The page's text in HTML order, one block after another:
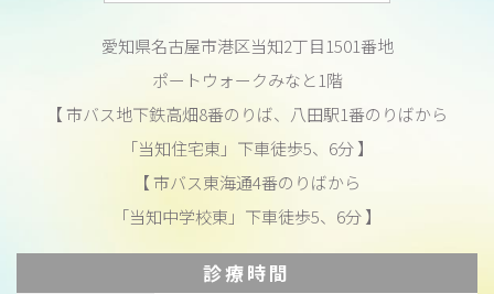
愛知県名古屋市港区当知2丁目1501番地
ポートウォークみなと1階
【 市バス地下鉄高畑8番のりば、八田駅1番のりばから
「当知住宅東」下車徒歩5、6分 】
【 市バス東海通4番のりばから
「当知中学校東」下車徒歩5、6分 】
診療時間